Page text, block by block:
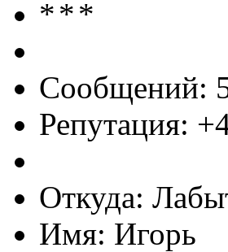
Сообщений:
Репутация:
Откуда:
Имя: Игорь